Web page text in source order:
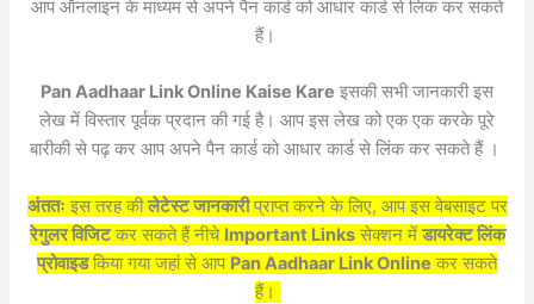
आप ऑनलाइन के माध्यम से अपने पैन कार्ड को आधार कार्ड से लिंक कर सकते
हैं।
Pan Aadhaar Link Online Kaise Kare इसकी सभी जानकारी इस
लेख में विस्तार पूर्वक प्रदान की गई है। आप इस लेख को एक एक करके पूरे
बारीकी से पढ़ कर आप अपने पैन कार्ड को आधार कार्ड से लिंक कर सकते हैं ।
अंततः इस तरह कीलेटेस्ट जानकारीप्राप्त करने के लिए, आप इस वेबसाइट पर
रेगुलर विजिटकर सकते हैं नीचे Important Linksसेक्शन में डायरेक्ट लिंक
प्रोवाइडकिया गया जहां से आप Pan Aadhaar Link Online कर सकते
हैं।